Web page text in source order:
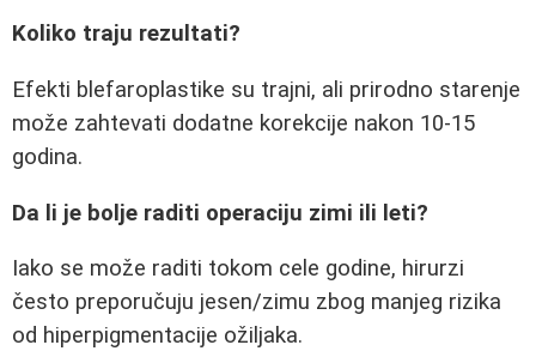
Koliko traju rezultati?
Efekti blefaroplastike su trajni, ali prirodno starenje
može zahtevati dodatne korekcije nakon 10-15
godina.
Da li je bolje raditi operaciju zimi ili leti?
Iako se može raditi tokom cele godine, hirurzi
često preporučuju jesen/zimu zbog manjeg rizika
od hiperpigmentacije ožiljaka.